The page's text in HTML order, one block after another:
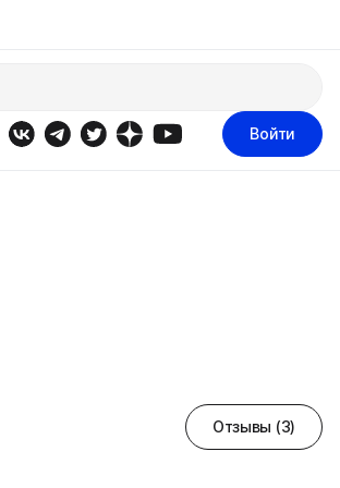
Войти
Отзывы (3)